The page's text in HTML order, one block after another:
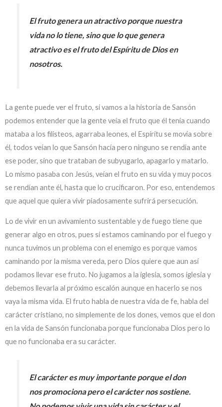
El fruto genera un atractivo porque nuestra
vida no lo tiene, sino que lo que genera
atractivo es el fruto del Espíritu de Dios en
nosotros.
La gente puede ver el fruto, si vamos a la historia de Sansón
podemos entender que la gente veía el fruto que él tenía cuando
mataba a los filisteos, agarraba leones, el Espíritu se movía sobre
él, todos veían lo que Sansón hacía pero ninguno se rendía ante
ese poder, sino que trataban de subyugarlo, apagarlo y matarlo.
Lo mismo pasaba con Jesús, veían el fruto en su vida y muy pocos
se rendían ante él, hasta que lo crucificaron. Por eso, entendemos
que aquel que quiera vivir piadosamente sufrirá persecución.
Lo de vivir en un avivamiento sustentable y de fuego tiene que
generar algo en otros, pues si estamos caminando por el fuego y
nunca tuvimos un problema con el enemigo es porque vamos
caminando por la misma vereda, pero Dios quiere que aun así
podamos llevar ese fruto. No jugamos a la iglesia, somos iglesia y
debemos llevarla al próximo escalón aunque en hacerlo se nos
vaya la misma vida. El fruto habla de nuestra vida de fe, habla del
carácter cristiano, no simplemente de los dones, vemos que el don
en la vida de Sansón funcionaba porque funcionaba Dios pero lo
que no funcionaba era su carácter.
El carácter es muy importante porque el don
nos promociona pero el carácter nos sostiene.